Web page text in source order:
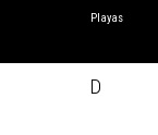
Playas
D